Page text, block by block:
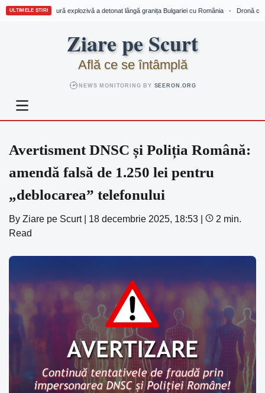
ULTIMELE ȘTIRI
cu încărcătură explozivă a detonat lângă granița Bulgariei cu România Dronă cu
Ziare pe Scurt
Află ce se întâmplă
NEWS MONITORING BY SEERON.ORG
Avertisment DNSC și Poliția Română:
amendă falsă de 1.250 lei pentru
„deblocarea” telefonului
By Ziare pe Scurt 18 decembrie 2025, 18:53
2 min.
Read